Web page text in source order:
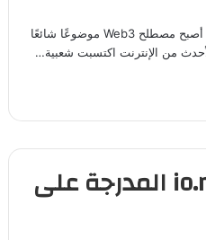
على مدى السنوات الثلاث الماضية، أصبح مصطلح Web3 موضوعًا شائعًا
من الإنترنت اكتسبت شعبية…
مشروع عملة io.net المدرجة على